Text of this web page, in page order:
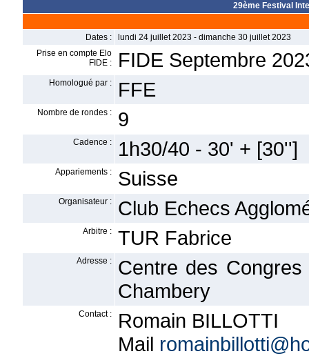
29ème Festival
Dates :
lundi 24 juillet 2023 - dimanche 30 juillet 2023
Prise en compte Elo
FIDE :
FIDE Septembre
Homologué par : FFE
Nombre de rondes : 9
Cadence : 1h30/40 - 30' + [30'']
Appariements : Suisse
Organisateur : Club Echecs
Arbitre : TUR Fabrice
Adresse :
Centre des
Chambery
Contact :
Romain BILLOTTI
Mail